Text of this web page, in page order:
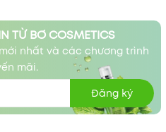
TỪ BƠ COSMETICS
nhất và các chương trình
mãi.
Đăng ký